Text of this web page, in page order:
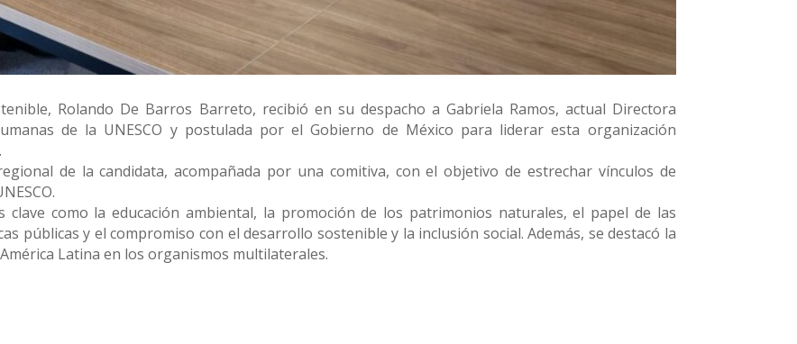
Rolando De Barros Barreto, recibió en su despacho a Gabriela Ramos, actual Directora
de la UNESCO y postulada por el Gobierno de México para liderar esta organización
de la candidata, acompañada por una comitiva, con el objetivo de estrechar vínculos de
como la educación ambiental, la promoción de los patrimonios naturales, el papel de las
públicas y el compromiso con el desarrollo sostenible y la inclusión social. Además, se destacó la
Latina en los organismos multilaterales.